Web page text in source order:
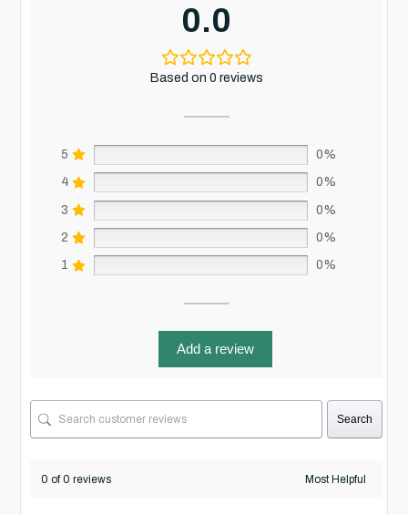
0.0
Based on 0 reviews
5 0%
4 0%
3 0%
2 0%
1 0%
Add a review
Search
0 of 0 reviews